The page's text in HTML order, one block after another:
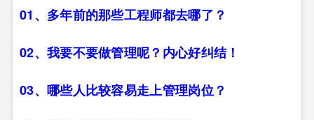
01、多年前的那些工程师都去哪了？
02、我要不要做管理呢？内心好纠结！
03、哪些人比较容易走上管理岗位？